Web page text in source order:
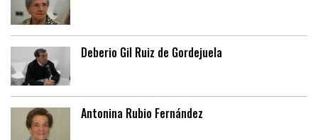
Deberio Gil Ruiz de Gordejuela
Antonina Rubio Fernández